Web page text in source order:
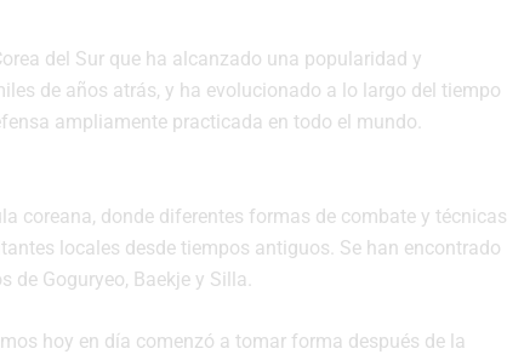
del Sur que ha alcanzado una popularidad y
de años atrás, y ha evolucionado a lo largo del tiempo
ampliamente practicada en todo el mundo.
coreana, donde diferentes formas de combate y técnicas
locales desde tiempos antiguos. Se han encontrado
de Goguryeo, Baekje y Silla.
hoy en día comenzó a tomar forma después de la